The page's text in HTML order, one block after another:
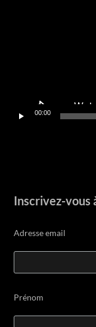
00:00
Inscrivez-vous
Adresse email
Prénom